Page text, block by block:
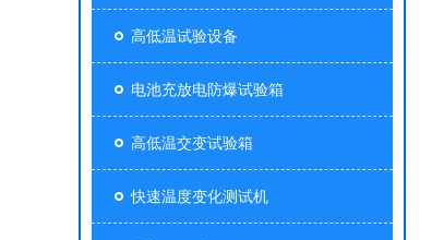
高低温试验设备
电池充放电防爆试验箱
高低温交变试验箱
快速温度变化测试机